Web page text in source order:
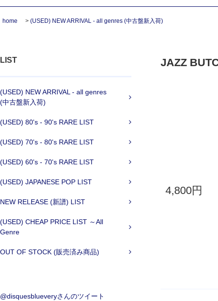
home > (USED) NEW ARRIVAL - all genres (中古盤新入荷)
LIST
(USED) NEW ARRIVAL - all genres
(中古盤新入荷)
(USED) 80's - 90's RARE LIST
(USED) 70's - 80's RARE LIST
(USED) 60's - 70's RARE LIST
(USED) JAPANESE POP LIST
NEW RELEASE (新譜) LIST
(USED) CHEAP PRICE LIST ～All
Genre
OUT OF STOCK (販売済み商品)
@disquesblueveryさんのツイート
JAZZ
4,800円